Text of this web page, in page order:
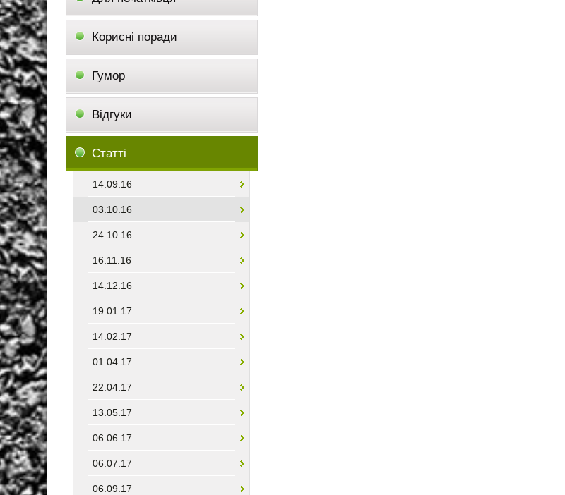
Корисні поради
Гумор
Відгуки
Статті
14.09.16
03.10.16
24.10.16
16.11.16
14.12.16
19.01.17
14.02.17
01.04.17
22.04.17
13.05.17
06.06.17
06.07.17
06.09.17